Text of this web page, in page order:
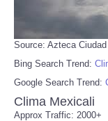
Source: Azteca
Bing Search Trend:
Google Search Trend:
Clima Mexicali
Approx Traffic: 2000+